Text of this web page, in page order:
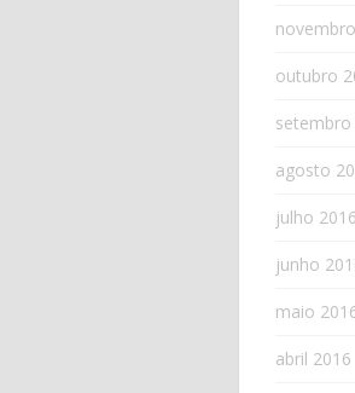
outubro
setembro
agosto
julho 2016
junho
maio
abril 2016